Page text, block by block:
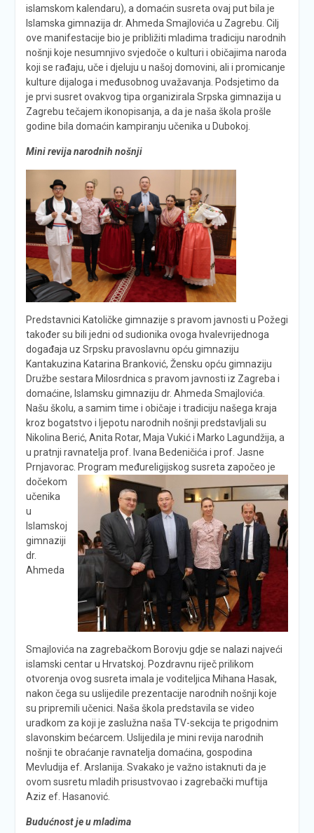
islamskom kalendaru), a domaćin susreta ovaj put bila je
Islamska gimnazija dr. Ahmeda Smajlovića u Zagrebu. Cilj
ove manifestacije bio je približiti mladima tradiciju narodnih
nošnji koje nesumnjivo svjedoče o kulturi i običajima naroda
koji se rađaju, uče i djeluju u našoj domovini, ali i promicanje
kulture dijaloga i međusobnog uvažavanja. Podsjetimo da
je prvi susret ovakvog tipa organizirala Srpska gimnazija u
Zagrebu tečajem ikonopisanja, a da je naša škola prošle
godine bila domaćin kampiranju učenika u Dubokoj.
Mini revija narodnih nošnji
Predstavnici Katoličke gimnazije s pravom javnosti u Požegi
također su bili jedni od sudionika ovoga hvalevrijednoga
događaja uz Srpsku pravoslavnu opću gimnaziju
Kantakuzina Katarina Branković, Žensku opću gimnaziju
Družbe sestara Milosrdnica s pravom javnosti iz Zagreba i
domaćine, Islamsku gimnaziju dr. Ahmeda Smajlovića.
Našu školu, a samim time i običaje i tradiciju našega kraja
kroz bogatstvo i ljepotu narodnih nošnji predstavljali su
Nikolina Berić, Anita Rotar, Maja Vukić i Marko Lagundžija, a
u pratnji ravnatelja prof. Ivana Bedeničića i prof. Jasne
Prnjavorac. Program međureligijskog susreta započeo je
dočekom
učenika
u
Islamskoj
gimnaziji
dr.
Ahmeda
Smajlovića na zagrebačkom Borovju gdje se nalazi najveći
islamski centar u Hrvatskoj. Pozdravnu riječ prilikom
otvorenja ovog susreta imala je voditeljica Mihana Hasak,
nakon čega su uslijedile prezentacije narodnih nošnji koje
su pripremili učenici. Naša škola predstavila se video
uradkom za koji je zaslužna naša TV-sekcija te prigodnim
slavonskim bećarcem. Uslijedila je mini revija narodnih
nošnji te obraćanje ravnatelja domaćina, gospodina
Mevludija ef. Arslanija. Svakako je važno istaknuti da je
ovom susretu mladih prisustvovao i zagrebački muftija
Aziz ef. Hasanović.
Budućnost je u mladima